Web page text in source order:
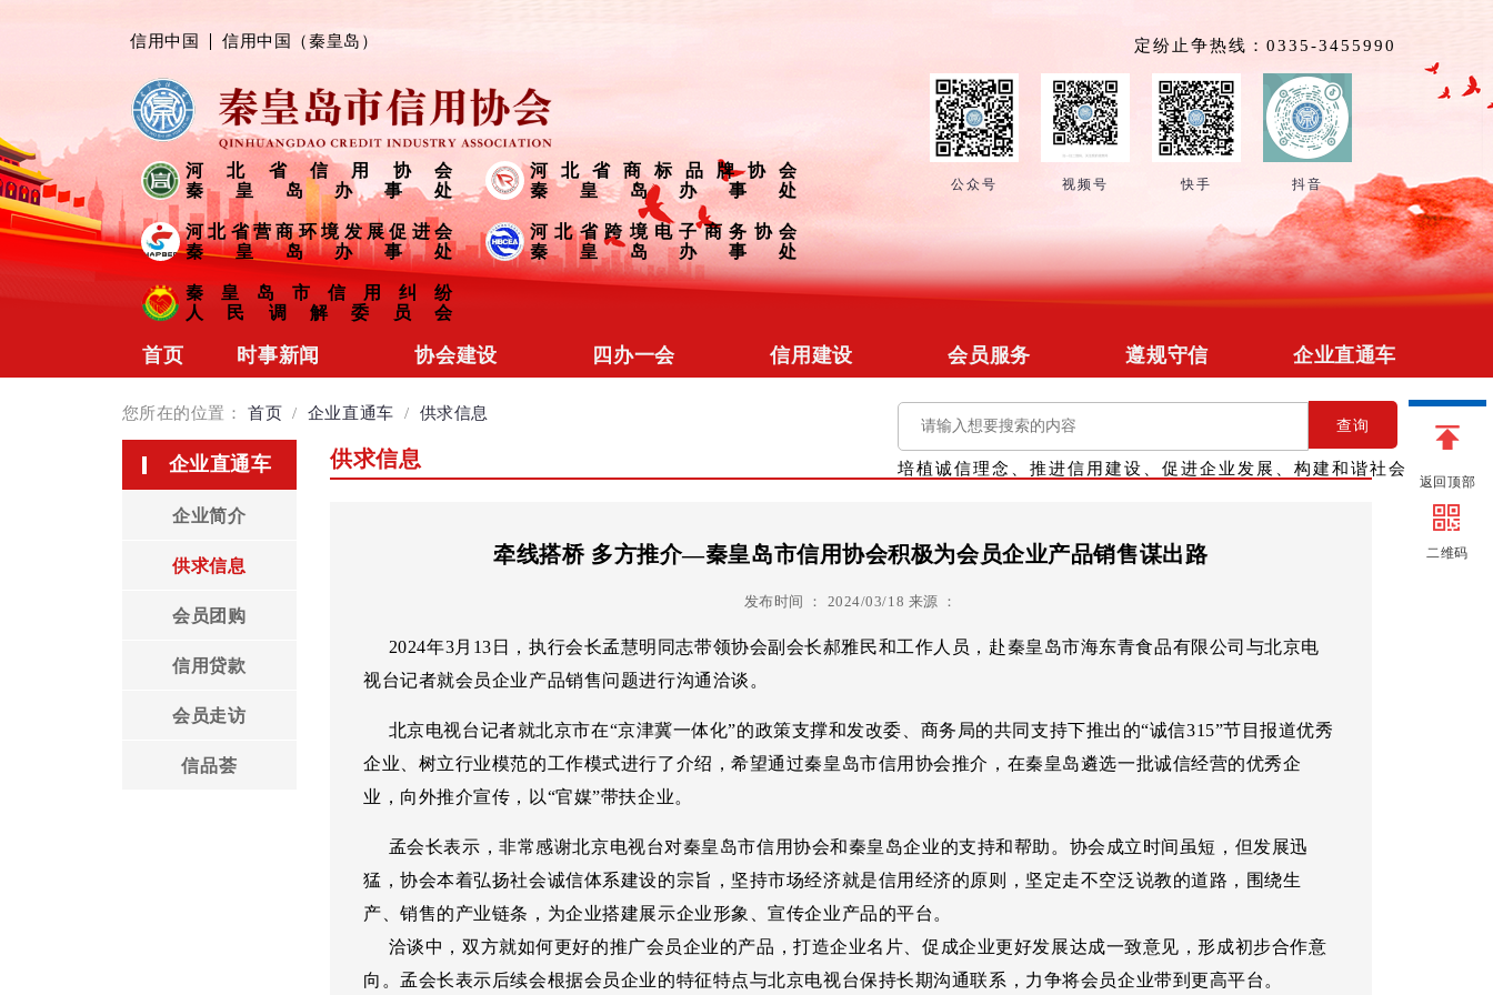
返回顶部
二维码
信用中国 信用中国（秦皇岛） 定纷止争热线：0335-3455990
公众号 视频号 快手 抖音
河北省信用协会
秦皇岛办事处
河北省商标品牌协会
秦皇岛办事处
河北省营商环境发展促进会
秦皇岛办事处
河北省跨境电子商务协会
秦皇岛办事处
秦皇岛市信用纠纷
人民调解委员会
查询
培植诚信理念、推进信用建设、促进企业发展、构建和谐社会
首页
时事新闻
会员风采
领导言论
协会建设
制度规范
协会荣誉
四办一会
营商促进
信用调解
信用建设
信用研究
信用评级
信用认证
信用生活
会员服务
会员管理
政企对接
信用审批
心声社区
遵规守信
信用修复
企业直通车
供求信息
会员团购
您所在的位置： 首页 / 企业直通车 / 供求信息
企业直通车
企业简介
供求信息
会员团购
信用贷款
会员走访
信品荟
供求信息
牵线搭桥 多方推介—秦皇岛市信用协会积极为会员企业产品销售谋出路
发布时间 ： 2024/03/18 来源 ：
2024年3月13日，执行会长孟慧明同志带领协会副会长郝雅民和工作人员，赴秦皇岛市海东青食品有限公司与北京电
视台记者就会员企业产品销售问题进行沟通洽谈。
北京电视台记者就北京市在“京津冀一体化”的政策支撑和发改委、商务局的共同支持下推出的“诚信315”节目报道优秀
企业、树立行业模范的工作模式进行了介绍，希望通过秦皇岛市信用协会推介，在秦皇岛遴选一批诚信经营的优秀企
业，向外推介宣传，以“官媒”带扶企业。
孟会长表示，非常感谢北京电视台对秦皇岛市信用协会和秦皇岛企业的支持和帮助。协会成立时间虽短，但发展迅
猛，协会本着弘扬社会诚信体系建设的宗旨，坚持市场经济就是信用经济的原则，坚定走不空泛说教的道路，围绕生
产、销售的产业链条，为企业搭建展示企业形象、宣传企业产品的平台。
洽谈中，双方就如何更好的推广会员企业的产品，打造企业名片、促成企业更好发展达成一致意见，形成初步合作意
向。孟会长表示后续会根据会员企业的特征特点与北京电视台保持长期沟通联系，力争将会员企业带到更高平台。